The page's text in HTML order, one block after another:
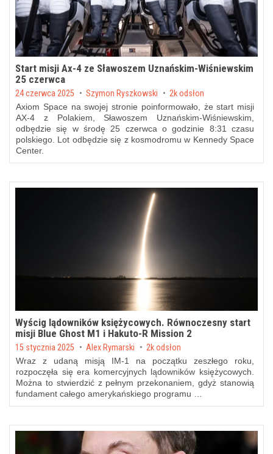
Start misji Ax-4 ze Sławoszem Uznańskim-Wiśniewskim
25 czerwca
Posted on
24 czerwca 2025 bySzymon Ryszkowski 2k odsłon
Axiom Space na swojej stronie poinformowało, że start misji
AX-4 z Polakiem, Sławoszem Uznańskim-Wiśniewskim,
odbędzie się w środę 25 czerwca o godzinie 8:31 czasu
polskiego. Lot odbędzie się z kosmodromu w Kennedy Space
Center.
Wyścig lądowników księżycowych. Równoczesny start
misji Blue Ghost M1 i Hakuto-R Mission 2
Posted on
15 stycznia 2025 by Alex Rymarski 2k odsłon
Wraz z udaną misją IM-1 na początku zeszłego roku,
rozpoczęła się era komercyjnych lądowników księżycowych.
Można to stwierdzić z pełnym przekonaniem, gdyż stanowią
fundament całego amerykańskiego programu …